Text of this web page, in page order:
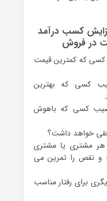
کسب درآمد
در فروش
که کمترین قیمت
کسی که بهترین
کسی که باهوش
خواهد داشت؟
هر مشتری یا مشتری
و نقص را تمرین می
برای رفتار مناسب